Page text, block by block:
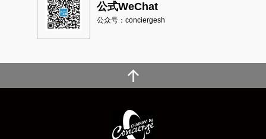
公式WeChat
公众号：conciergesh